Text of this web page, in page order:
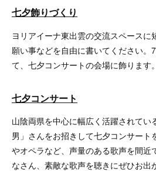
七夕飾りづくり
ヨリアイーナ東出雲の交流スペースに
願い事などを自由に書いてください。
て、七夕コンサートの会場に飾ります。
七夕コンサート
山陰両県を中心に幅広く活躍されてい
男」さんをお招きして七夕コンサート
やオペラなど、声量のある歌声を間近
なさん、素敵な歌声を聴きにぜひお出